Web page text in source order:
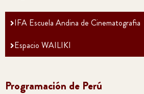
IFA Escuela Andina de Cinematografia
Espacio WAILIKI
Programación de Perú